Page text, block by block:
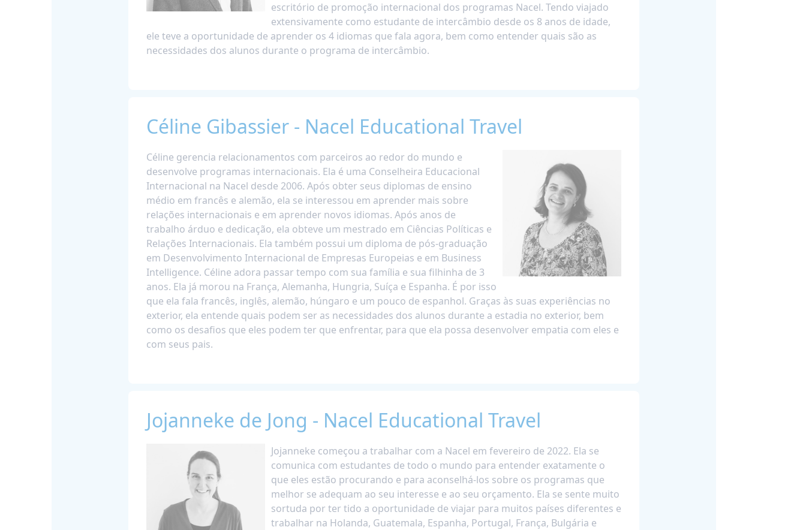
escritório de promoção internacional dos programas Nacel. Tendo viajado
extensivamente como estudante de intercâmbio desde os 8 anos de idade,
ele teve a oportunidade de aprender os 4 idiomas que fala agora, bem como entender quais são as
necessidades dos alunos durante o programa de intercâmbio.
Céline Gibassier - Nacel Educational Travel
Céline gerencia relacionamentos com parceiros ao redor do mundo e
desenvolve programas internacionais. Ela é uma Conselheira Educacional
Internacional na Nacel desde 2006. Após obter seus diplomas de ensino
médio em francês e alemão, ela se interessou em aprender mais sobre
relações internacionais e em aprender novos idiomas. Após anos de
trabalho árduo e dedicação, ela obteve um mestrado em Ciências Políticas e
Relações Internacionais. Ela também possui um diploma de pós-graduação
em Desenvolvimento Internacional de Empresas Europeias e em Business
Intelligence. Céline adora passar tempo com sua família e sua filhinha de 3
anos. Ela já morou na França, Alemanha, Hungria, Suíça e Espanha. É por isso
que ela fala francês, inglês, alemão, húngaro e um pouco de espanhol. Graças às suas experiências no
exterior, ela entende quais podem ser as necessidades dos alunos durante a estadia no exterior, bem
como os desafios que eles podem ter que enfrentar, para que ela possa desenvolver empatia com eles e
com seus pais.
Jojanneke de Jong - Nacel Educational Travel
Jojanneke começou a trabalhar com a Nacel em fevereiro de 2022. Ela se
comunica com estudantes de todo o mundo para entender exatamente o
que eles estão procurando e para aconselhá-los sobre os programas que
melhor se adequam ao seu interesse e ao seu orçamento. Ela se sente muito
sortuda por ter tido a oportunidade de viajar para muitos países diferentes e
trabalhar na Holanda, Guatemala, Espanha, Portugal, França, Bulgária e